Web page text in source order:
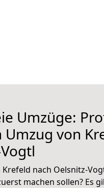
Umzüge:
von
nach Oelsnitz-
machen sollen? Es